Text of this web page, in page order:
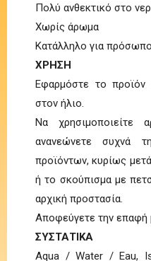
Πολύ ανθεκτικό στο
Χωρίς άρωμα
Κατάλληλο για
ΧΡΗΣΗ
Εφαρμόστε το προϊόν
στον ήλιο.
Να χρησιμοποιείτε
ανανεώνετε συχνά
προϊόντων, κυρίως
ή το σκούπισμα με
αρχική προστασία.
Αποφεύγετε την επαφή
ΣΥΣΤΑΤΙΚΑ
Aqua / Water / Eau,